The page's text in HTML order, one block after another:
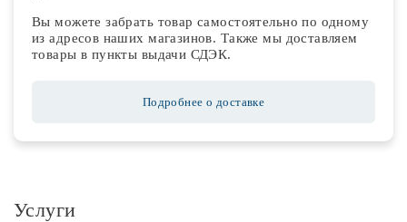
Вы можете забрать товар самостоятельно по одному
из адресов наших магазинов. Также мы доставляем
товары в пункты выдачи СДЭК.
Подробнее о доставке
Услуги